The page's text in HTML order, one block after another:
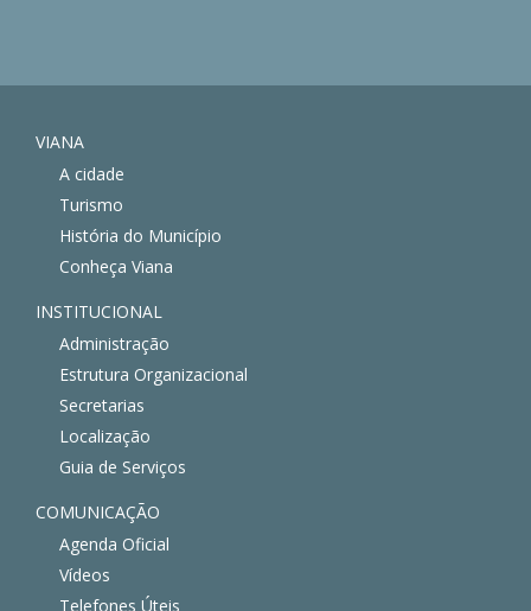
VIANA
A cidade
Turismo
História do Município
Conheça Viana
INSTITUCIONAL
Administração
Estrutura Organizacional
Secretarias
Localização
Guia de Serviços
COMUNICAÇÃO
Agenda Oficial
Vídeos
Telefones Úteis